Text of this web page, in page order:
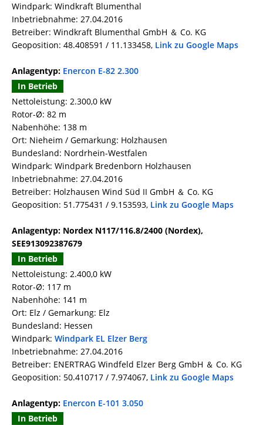
Windpark: Windkraft Blumenthal
Inbetriebnahme: 27.04.2016
Betreiber: Windkraft Blumenthal GmbH ＆ Co. KG
Geoposition: 48.408591 / 11.133458, Link zu Google Maps
Anlagentyp: Enercon E-82 2.300
In Betrieb
Nettoleistung: 2.300,0 kW
Rotor-Ø: 82 m
Nabenhöhe: 138 m
Ort: Nieheim / Gemarkung: Holzhausen
Bundesland: Nordrhein-Westfalen
Windpark: Windpark Bredenborn Holzhausen
Inbetriebnahme: 27.04.2016
Betreiber: Holzhausen Wind Süd II GmbH ＆ Co. KG
Geoposition: 51.775431 / 9.153593, Link zu Google Maps
Anlagentyp: Nordex N117/116.8/2400 (Nordex),
SEE913092387679
In Betrieb
Nettoleistung: 2.400,0 kW
Rotor-Ø: 117 m
Nabenhöhe: 141 m
Ort: Elz / Gemarkung: Elz
Bundesland: Hessen
Windpark: Windpark EL Elzer Berg
Inbetriebnahme: 27.04.2016
Betreiber: ENERTRAG Windfeld Elzer Berg GmbH ＆ Co. KG
Geoposition: 50.410717 / 7.974067, Link zu Google Maps
Anlagentyp: Enercon E-101 3.050
In Betrieb